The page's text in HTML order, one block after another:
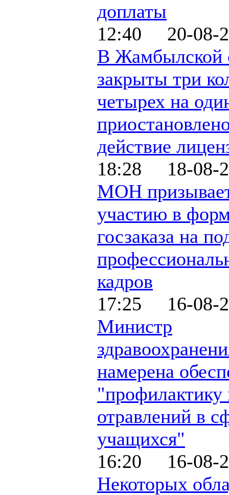
доплаты
12:40 20-08-
В Жамбылской
закрыты три
четырех на
действие
18:28 18-08-
МОН
участию в
госзаказа на
кадров
17:25 16-08-
Министр
намерена
отравлений в
учащихся"
16:20 16-08-
Некоторых